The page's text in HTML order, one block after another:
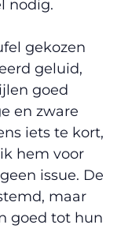
nodig.
gekozen
geluid,
goed
en zware
iets te kort,
hem voor
issue. De
maar
goed tot hun